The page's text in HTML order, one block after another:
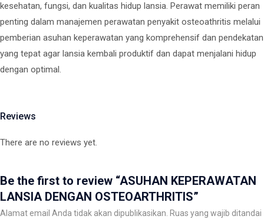
kesehatan, fungsi, dan kualitas hidup lansia. Perawat memiliki peran
penting dalam manajemen perawatan penyakit osteoathritis melalui
pemberian asuhan keperawatan yang komprehensif dan pendekatan
yang tepat agar lansia kembali produktif dan dapat menjalani hidup
dengan optimal.
Reviews
There are no reviews yet.
Be the first to review “ASUHAN KEPERAWATAN
LANSIA DENGAN OSTEOARTHRITIS”
Alamat email Anda tidak akan dipublikasikan. Ruas yang wajib ditandai